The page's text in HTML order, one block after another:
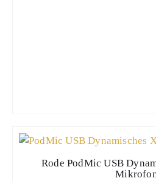
Rode PodMic USB